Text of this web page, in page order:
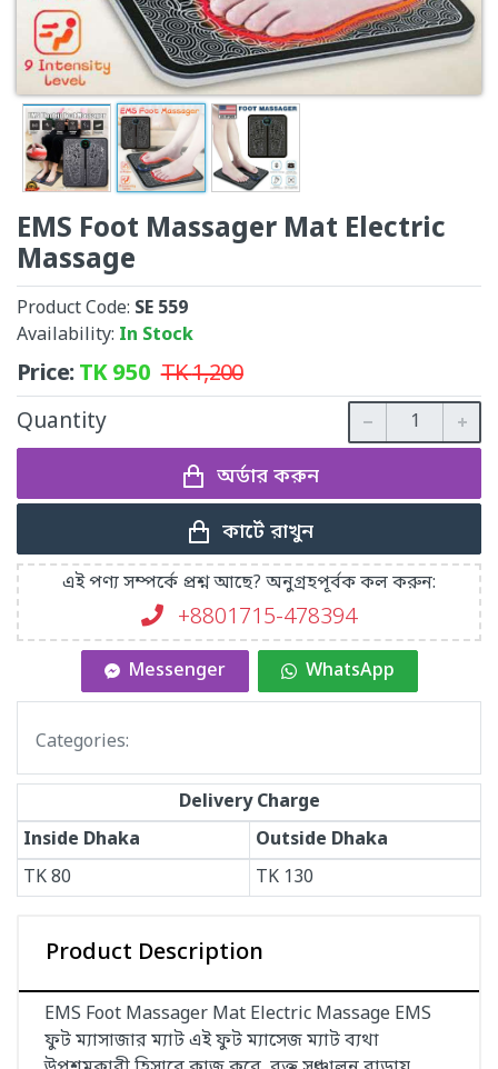
EMS Foot Massager Mat Electric
Massage
Product Code: SE 559
Availability: In Stock
Price:TK950 TK1,200
Quantity
অর্ডার করুন
কার্টে রাখুন
এই পণ্য সম্পর্কে প্রশ্ন আছে? অনুগ্রহপূর্বক কল করুন:
+8801715-478394
Messenger WhatsApp
Categories:
Delivery Charge
Inside Dhaka
Outside Dhaka
TK80 TK 130
Product Description
EMS Foot Massager Mat Electric Massage EMS
ফুট ম্যাসাজার ম্যাট এই ফুট ম্যাসেজ ম্যাট ব্যথা